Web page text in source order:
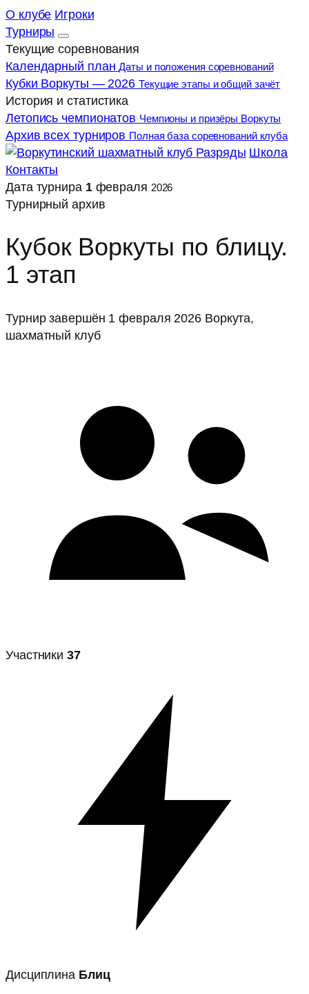
О клубе Игроки
Турниры
Текущие соревнования
Календарный план Даты и положения соревнований
Кубки Воркуты — 2026 Текущие этапы и общий зачёт
История и статистика
Летопись чемпионатов Чемпионы и призёры Воркуты
Архив всех турниров Полная база соревнований клуба
Разряды Школа
Контакты
Дата турнира 1 февраля 2026
Турнирный архив
Кубок Воркуты по блицу.
1 этап
Турнир завершён 1 февраля 2026 Воркута,
шахматный клуб
Участники 37
Дисциплина Блиц